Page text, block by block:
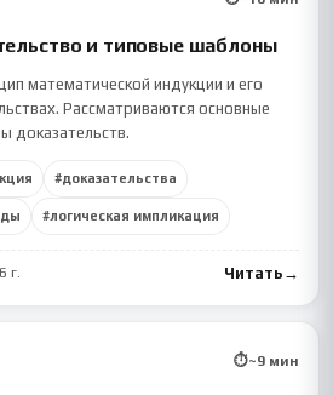
и типовые шаблоны
математической индукции и его
Рассматриваются основные
доказательств.
#доказательства
#логическая импликация
г. Читать →
⏱~9мин